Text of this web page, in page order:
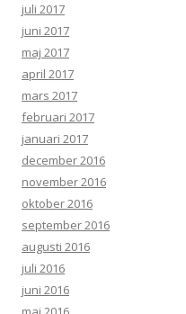
juli 2017
juni 2017
maj 2017
april 2017
mars 2017
februari 2017
januari 2017
december 2016
november 2016
oktober 2016
september 2016
augusti 2016
juli 2016
juni 2016